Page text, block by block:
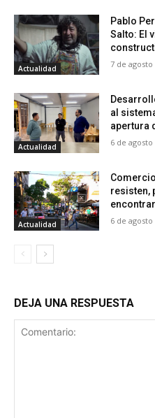
Actualidad
Pablo
Salto: El
7 de agosto
Actualidad
al
apertura
6 de agosto
Actualidad
resisten,
6 de agosto
DEJA UNA RESPUESTA